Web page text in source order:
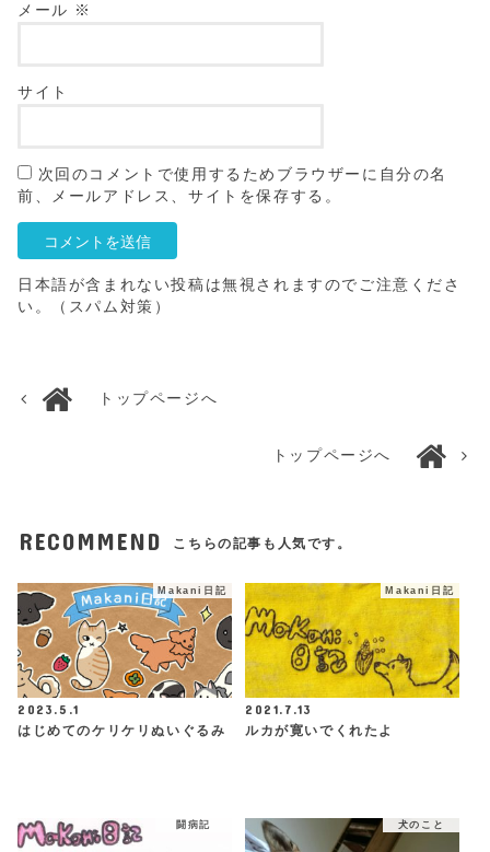
メール ※
サイト
次回のコメントで使用するためブラウザーに自分の名
前、メールアドレス、サイトを保存する。
日本語が含まれない投稿は無視されますのでご注意くださ
い。（スパム対策）
トップページへ
トップページへ
RECOMMEND こちらの記事も人気です。
Makani日記
2023.5.1
はじめてのケリケリぬいぐるみ
Makani日記
2021.7.13
ルカが寛いでくれたよ
闘病記 犬のこと